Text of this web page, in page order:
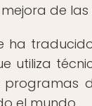
de
ha
utiliza
programas